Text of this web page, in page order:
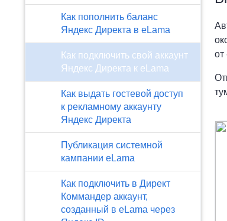
Как пополнить баланс
Яндекс Директа в eLama
Как подключить свой аккаунт
Яндекс Директа к eLama
Как выдать гостевой доступ
к рекламному аккаунту
Яндекс Директа
Публикация системной
кампании eLama
Как подключить в Директ
Коммандер аккаунт,
созданный в eLama через
от